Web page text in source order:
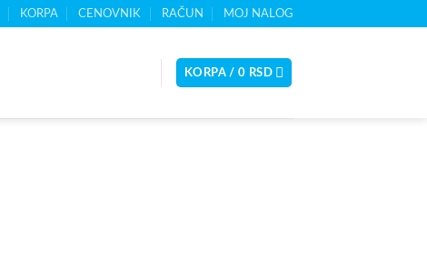
KORPA CENOVNIK RAČUN MOJ NALOG
KORPA /0 RSD